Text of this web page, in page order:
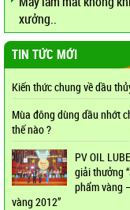
xưởng..
TIN TỨC MỚI
Kiến thức chung về dầu
Mùa đông dùng dầu nhớt
thế nào ?
PV OIL
giải thưởng
phẩm vàng
vàng 2012”